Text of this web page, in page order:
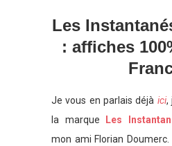
Les
: affiches
Je vous en parlais déjà ici,
la marque
Les
mon ami Florian